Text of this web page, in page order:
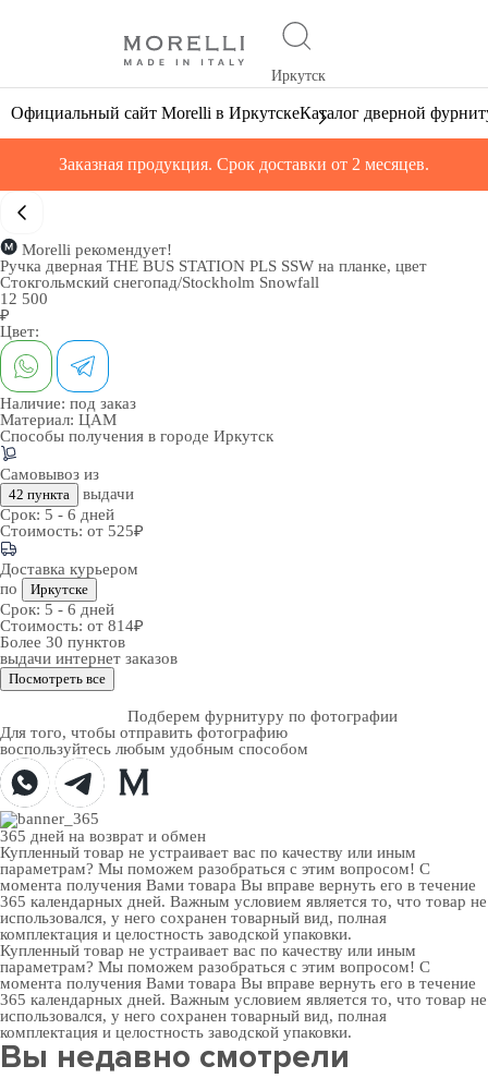
Иркутск
Официальный сайт Morelli в ИркутскеКаталог дверной
Заказная продукция. Срок доставки от 2 месяцев.
Morelli рекомендует!
Ручка дверная THE BUS STATION PLS SSW на планке, цвет
Стокгольмский снегопад/Stockholm Snowfall
12 500
₽
Цвет:
Наличие: под заказ
Материал: ЦАМ
Способы получения в городе Иркутск
Самовывоз из
42 пункта
выдачи
Срок: 5 - 6 дней
Стоимость: от 525₽
Доставка курьером
по
Иркутске
Срок: 5 - 6 дней
Стоимость: от 814₽
Более 30 пунктов
выдачи интернет заказов
Посмотреть все
Подберем фурнитуру по фотографии
Для того, чтобы отправить фотографию
воспользуйтесь любым удобным способом
365 дней на возврат и обмен
Купленный товар не устраивает вас по качеству или иным
параметрам? Мы поможем разобраться с этим вопросом! С
момента получения Вами товара Вы вправе вернуть его в течение
365 календарных дней. Важным условием является то, что товар не
использовался, у него сохранен товарный вид, полная
комплектация и целостность заводской упаковки.
Купленный товар не устраивает вас по качеству или иным
параметрам? Мы поможем разобраться с этим вопросом! С
момента получения Вами товара Вы вправе вернуть его в течение
365 календарных дней. Важным условием является то, что товар не
использовался, у него сохранен товарный вид, полная
комплектация и целостность заводской упаковки.
Вы недавно смотрели